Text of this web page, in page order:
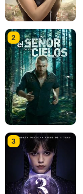
2
3